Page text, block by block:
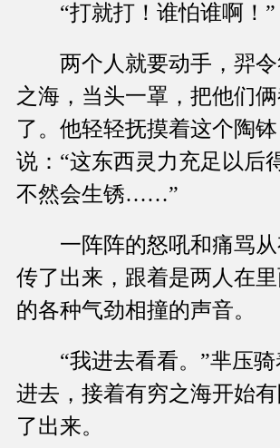
“打就打！谁怕谁啊！”
两个人就要动手，羿令
之海，当头一罩，把他们
了。他轻轻抚摸着这个陶
说：“这东西灵力充足以后
不然会生锈……”
一阵阵的怒吼和痛骂从
传了出来，跟着是两人在
的各种气劲相撞的声音。
“我进去看看。”芈压骑
进去，接着有穷之海开始
了出来。